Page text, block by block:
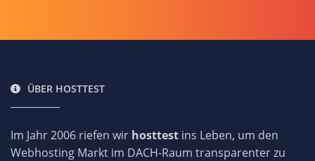
ÜBER HOSTTEST
Im Jahr 2006 riefen wir hosttest ins Leben, um den
Webhosting Markt im DACH-Raum transparenter zu